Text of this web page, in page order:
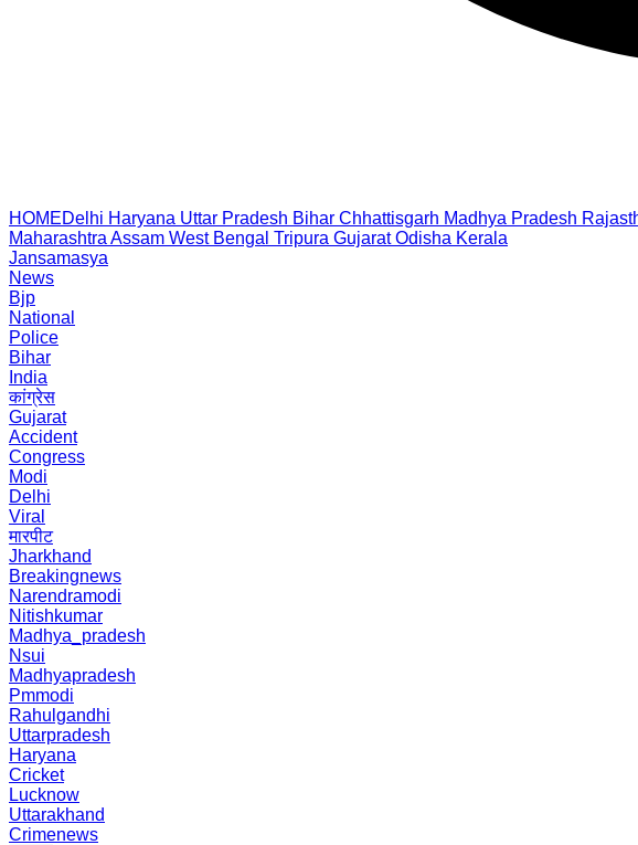
HOMEDelhi Haryana Uttar Pradesh Bihar Chhattisgarh Madhya Pradesh
Maharashtra Assam West Bengal Tripura Gujarat Odisha Kerala
Jansamasya
News
Bjp
National
Police
Bihar
India
कांग्रेस
Gujarat
Accident
Congress
Modi
Delhi
Viral
मारपीट
Jharkhand
Breakingnews
Narendramodi
Nitishkumar
Madhya_pradesh
Nsui
Madhyapradesh
Pmmodi
Rahulgandhi
Uttarpradesh
Haryana
Cricket
Lucknow
Uttarakhand
Crimenews